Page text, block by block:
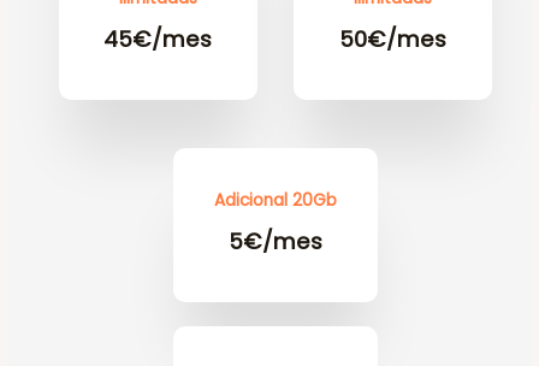
45€/mes 50€/mes
Adicional 20Gb
5€/mes